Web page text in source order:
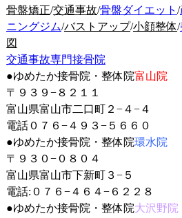
骨盤矯正/交通事故/骨盤ダイエット /
ニングジム/バストアップ/小顔整体/
図
交通事故専門接骨院
●ゆめたか接骨院・整体院富山院
〒９３９−８２１１
富山県富山市二口町２−４−４
電話０７６−４９３−５６６０
●ゆめたか接骨院・整体院環水院
〒９３０−０８０４
富山県富山市下新町３−５
電話:０７６−４６４−６２２８
●ゆめたか接骨院・整体院大沢野院